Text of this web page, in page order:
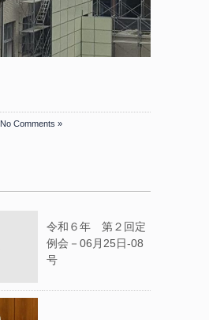
No Comments »
令和６年 第２回定
例会－06月25日-08
号